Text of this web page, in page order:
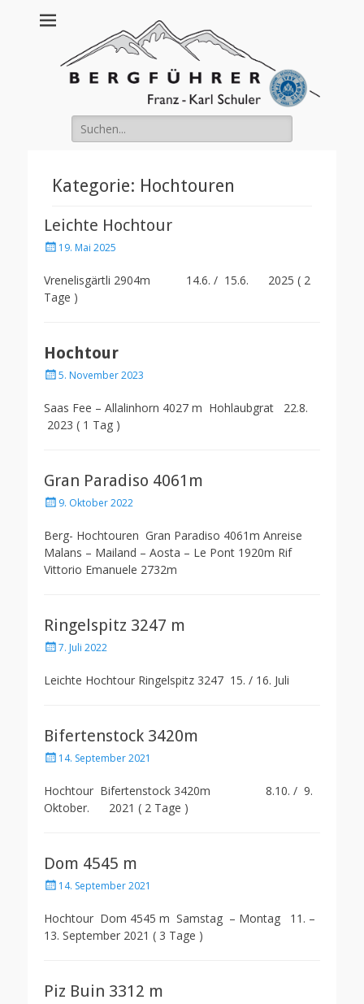
Franz Schuler
Suche
nach:
Kategorie: Hochtouren
Leichte Hochtour
Posted19. Mai 2025
Vrenelisgärtli 2904m 14.6. / 15.6. 2025 ( 2
Tage )
Hochtour
Posted
5. November 2023
Saas Fee – Allalinhorn 4027 m Hohlaubgrat 22.8.
2023 ( 1 Tag )
Gran Paradiso 4061m
Posted9. Oktober 2022
Berg- Hochtouren Gran Paradiso 4061m Anreise
Malans – Mailand – Aosta – Le Pont 1920m Rif
Vittorio Emanuele 2732m
Ringelspitz 3247 m
Posted
7. Juli 2022
Leichte Hochtour Ringelspitz 3247 15. / 16. Juli
Bifertenstock 3420m
Posted14. September 2021
Hochtour Bifertenstock 3420m 8.10. / 9.
Oktober. 2021 ( 2 Tage )
Dom 4545 m
Posted14. September 2021
Hochtour Dom 4545 m Samstag – Montag 11. –
13. September 2021 ( 3 Tage )
Piz Buin 3312 m